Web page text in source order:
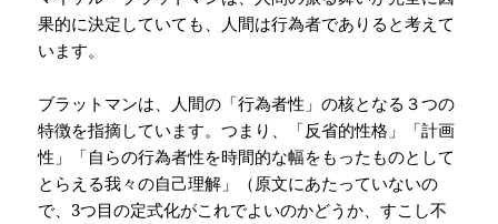
果的に決定していても、人間は行為者でありると考えて
います。
ブラットマンは、人間の「行為者性」の核となる３つの
特徴を指摘しています。つまり、「反省的性格」「計画
性」「自らの行為者性を時間的な幅をもったものとして
とらえる我々の自己理解」（原文にあたっていないの
で、 3つ目の定式化がこれでよいのかどうか、すこし不